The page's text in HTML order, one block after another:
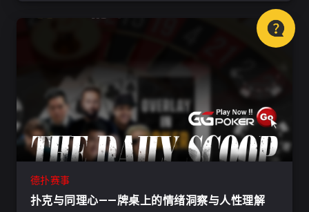
德扑赛事
扑克与同理心——牌桌上的情绪洞察与人性理解